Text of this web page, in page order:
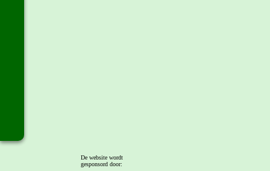
De website wordt
gesponsord door: